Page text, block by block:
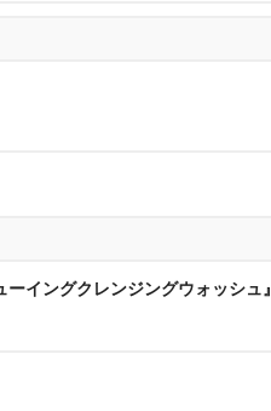
イングクレンジングウォッシュ』